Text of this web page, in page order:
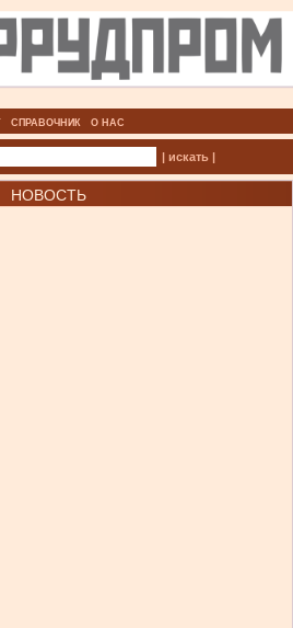
СПРАВОЧНИК О НАС
| искать |
НОВОСТЬ